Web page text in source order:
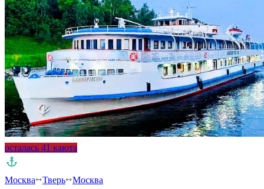
осталась 41 каюта
Москва Тверь
Москва